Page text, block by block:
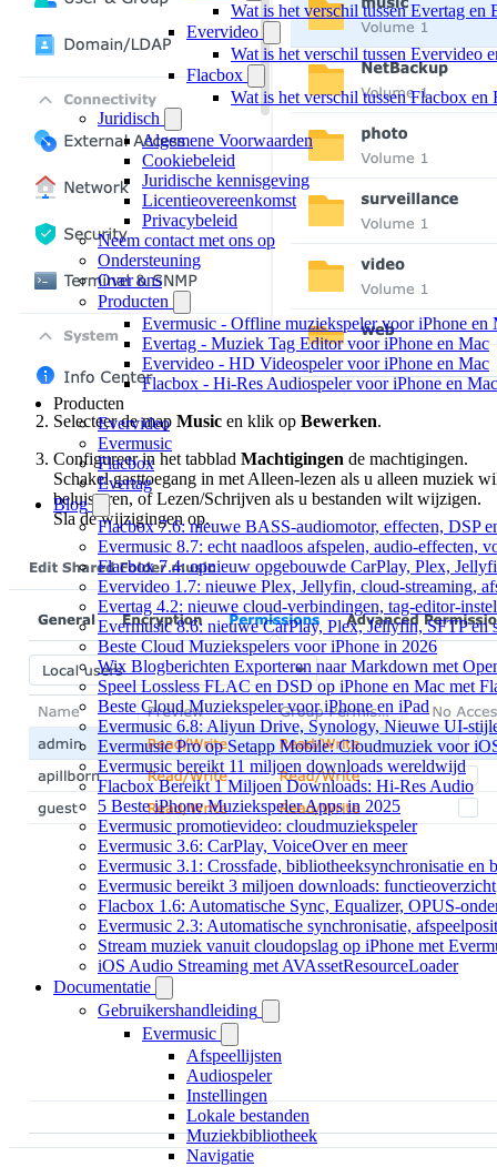
Wat is het verschil tussen Evertag en
Evervideo
Wat is het verschil tussen Evervideo
Flacbox
Wat is het verschil tussen Flacbox en
Juridisch
Algemene Voorwaarden
Cookiebeleid
Juridische kennisgeving
Licentieovereenkomst
Privacybeleid
Neem contact met ons op
Ondersteuning
Over ons
Producten
Evermusic - Offline muziekspeler voor iPhone en
Evertag - Muziek Tag Editor voor iPhone en Mac
Evervideo - HD Videospeler voor iPhone en Mac
Flacbox - Hi-Res Audiospeler voor iPhone en Mac
Producten
Evervideo
Evermusic
Flacbox
Evertag
Blog
Flacbox 7.6: nieuwe BASS-audiomotor, effecten, DSP
Evermusic 8.7: echt naadloos afspelen, audio-effecten,
Flacbox 7.4: opnieuw opgebouwde CarPlay, Plex,
Evervideo 1.7: nieuwe Plex, Jellyfin, cloud-streaming,
Evertag 4.2: nieuwe cloud-verbindingen, tag-editor-
Evermusic 8.6: nieuwe CarPlay, Plex, Jellyfin, SFTP en
Beste Cloud Muziekspelers voor iPhone in 2026
Wix Blogberichten Exporteren naar Markdown met
Speel Lossless FLAC en DSD op iPhone en Mac met
Beste Cloud Muziekspeler voor iPhone en iPad
Evermusic 6.8: Aliyun Drive, Synology, Nieuwe UI-
Evermusic Pro op Setapp Mobile: Cloudmuziek voor
Evermusic bereikt 11 miljoen downloads wereldwijd
Flacbox Bereikt 1 Miljoen Downloads: Hi-Res Audio
5 Beste iPhone Muziekspeler Apps in 2025
Evermusic promotievideo: cloudmuziekspeler
Evermusic 3.6: CarPlay, VoiceOver en meer
Evermusic 3.1: Crossfade, bibliotheeksynchronisatie en
Evermusic bereikt 3 miljoen downloads: functieoverzicht
Flacbox 1.6: Automatische Sync, Equalizer, OPUS-
Evermusic 2.3: Automatische synchronisatie,
Stream muziek vanuit cloudopslag op iPhone met
iOS Audio Streaming met AVAssetResourceLoader
Documentatie
Gebruikershandleiding
Evermusic
Afspeellijsten
Audiospeler
Instellingen
Lokale bestanden
Muziekbibliotheek
Navigatie
Selecteer de map Music en klik op Bewerken.
Configureer in het tabblad Machtigingen de machtigingen.
Schakel gasttoegang in met Alleen-lezen als u alleen muziek
beluisteren, of Lezen/Schrijven als u bestanden wilt wijzigen.
Sla de wijzigingen op.